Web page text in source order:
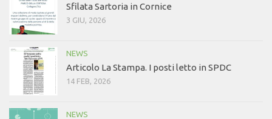
Sfilata Sartoria in Cornice
3 GIU, 2026
NEWS
Articolo La Stampa. I posti letto in SPDC
14 FEB, 2026
NEWS